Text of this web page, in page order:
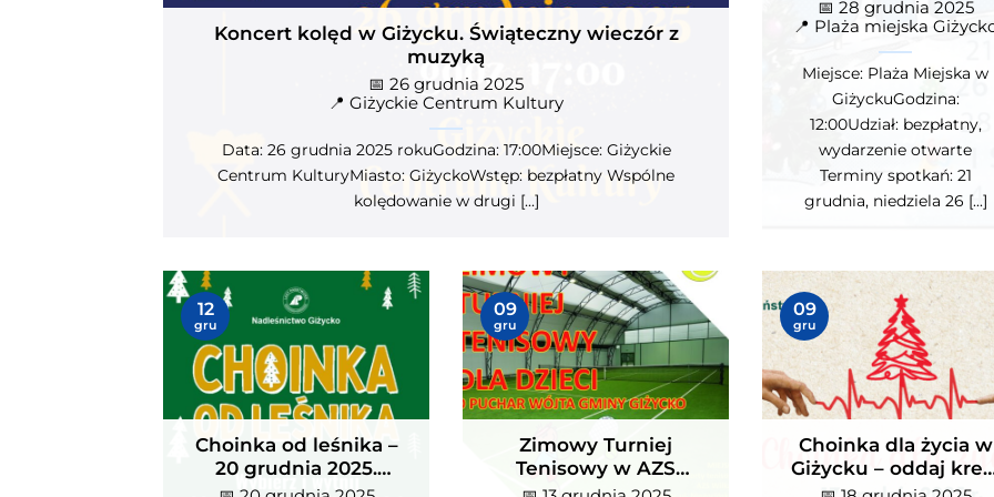
Koncert kolęd w Giżycku. Świąteczny wieczór z
muzyką
📅 26 grudnia 2025
📍 Giżyckie Centrum Kultury
Data: 26 grudnia 2025 rokuGodzina: 17:00Miejsce: Giżyckie
Centrum KulturyMiasto: GiżyckoWstęp: bezpłatny Wspólne
kolędowanie w drugi [...]
2025
📅 28 grudnia 2025
📍 Plaża miejska
Miejsce: Plaża Miejska w
GiżyckuGodzina:
12:00Udział: bezpłatny,
wydarzenie otwarte
Terminy spotkań: 21
grudnia, niedziela 26 [...]
Choinka od leśnika – 20
grudnia 2025. Wybierz i zetnij
własne drzewko prosto z
plantacji
📅 20 grudnia 2025
📍 plantacja choinkowa przy
leśniczówce Kamionka
Choinka od leśnika –
20 grudnia 2025.
Wybierz i zetnij
12
gru
Zimowy Turniej Tenisowy w
AZS Wilkasy – sportowe
emocje już 13–14 grudnia
📅 13 grudnia 2025
📍 AZS Wilkasy
">
Zimowy Turniej
Tenisowy w AZS
Wilkasy – sportowe
09
gru
Choinka dla życia w
oddaj krew 18 grudnia i
odbierz świąteczne
📅 18 grudnia 2025
📍 ul. Bohaterów
">
Choinka dla życia w
Giżycku – oddaj
18 grudnia i odbierz
09
gru